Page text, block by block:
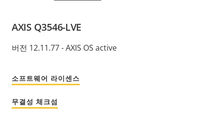
AXIS Q3546-LVE
버전 12.11.77 - AXIS OS active
소프트웨어 라이센스
무결성 체크섬